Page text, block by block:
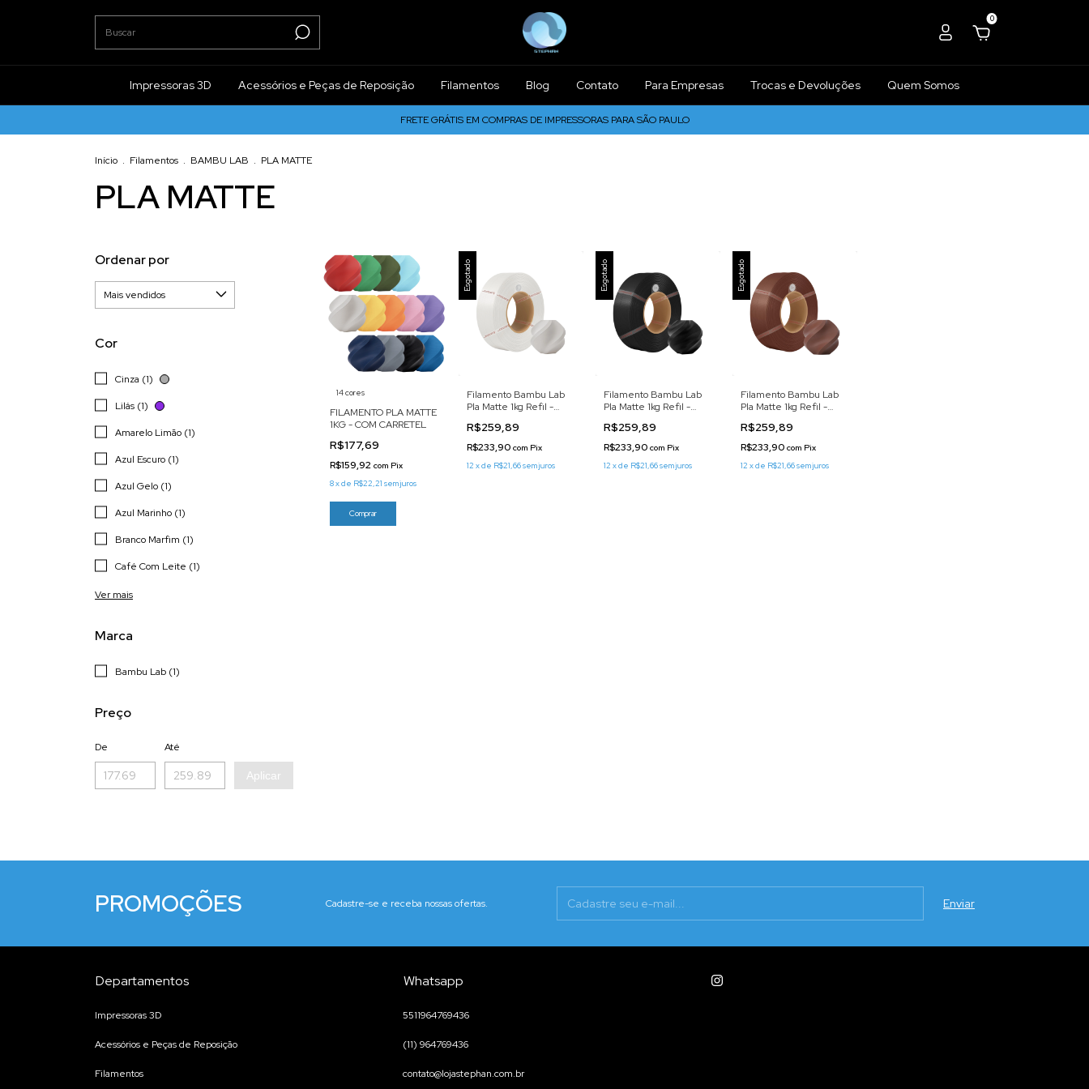
0
Impressoras 3D Acessórios e Peças de Reposição Filamentos Blog Contato Para Empresas Trocas e Devoluções Quem Somos
FRETE GRÁTIS EM COMPRAS DE IMPRESSORAS PARA SÃO PAULO
Início . Filamentos . BAMBU LAB . PLA MATTE
PLA MATTE
Ordenar por
Cor
Cinza (1)
Lilás (1)
Amarelo Limão (1)
Azul Escuro (1)
Azul Gelo (1)
Azul Marinho (1)
Branco Marfim (1)
Café Com Leite (1)
Ver mais
Marca
Bambu Lab (1)
Preço
De Até
Aplicar
14 cores
FILAMENTO PLA MATTE
1KG - COM CARRETEL
R$177,69
R$159,92 com Pix
8xde R$22,21 sem juros
Comprar
Esgotado
Filamento Bambu Lab
Pla Matte 1kg Refil -
(BRANCO MARFIM)
R$259,89
R$233,90 com Pix
12 xde R$21,66sem juros
Esgotado
Filamento Bambu Lab
Pla Matte 1kg Refil -
(CARVÃO)
R$259,89
R$233,90 com Pix
12 xde R$21,66sem juros
Esgotado
Filamento Bambu Lab
Pla Matte 1kg Refil -
(MARROM ESCURO)
R$259,89
R$233,90 com Pix
12 xde R$21,66sem juros
PROMOÇÕES Cadastre-se e receba nossas ofertas.
Departamentos
Impressoras 3D
Acessórios e Peças de Reposição
Filamentos
Whatsapp
5511964769436
(11) 964769436
contato@lojastephan.com.br